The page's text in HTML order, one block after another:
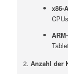
x86-
Anzahl der